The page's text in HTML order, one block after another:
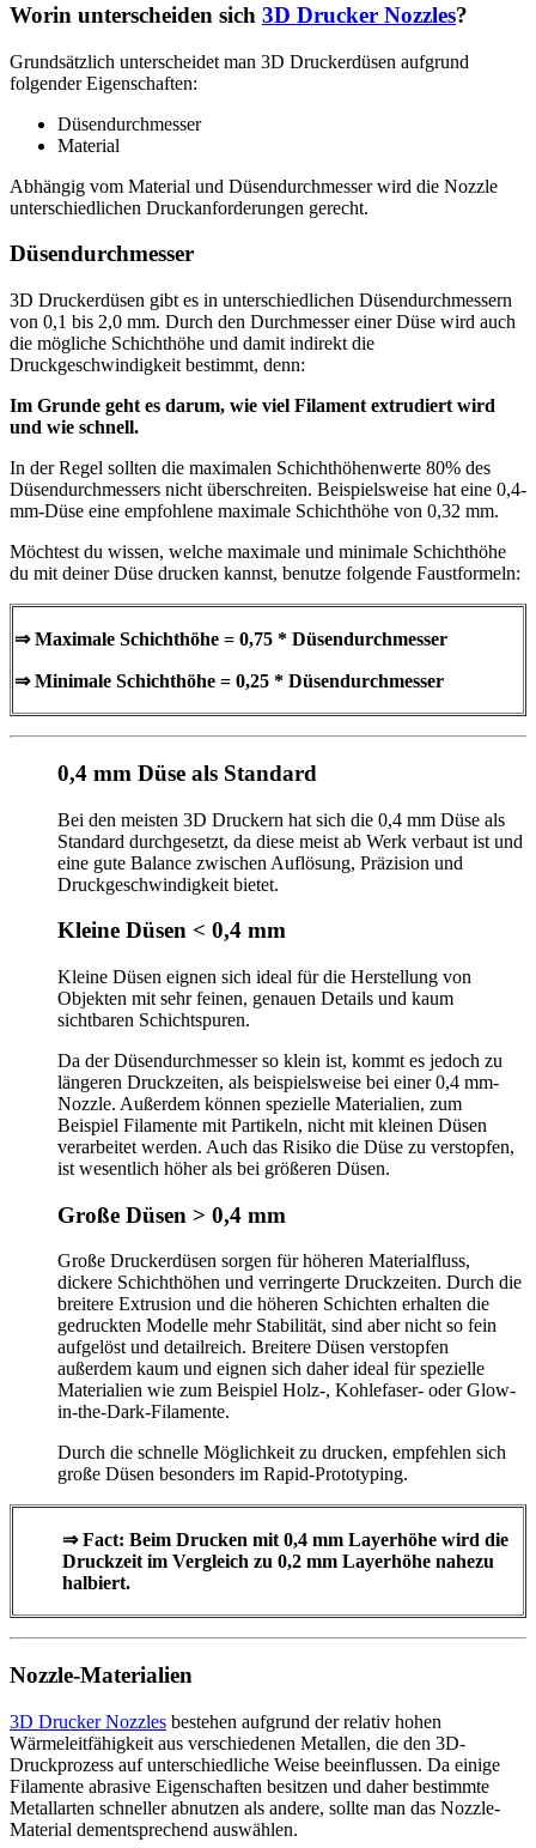
Worin unterscheiden sich 3D Drucker Nozzles?
Grundsätzlich unterscheidet man 3D Druckerdüsen aufgrund
folgender Eigenschaften:
Düsendurchmesser
Material
Abhängig vom Material und Düsendurchmesser wird die Nozzle
unterschiedlichen Druckanforderungen gerecht.
Düsendurchmesser
3D Druckerdüsen gibt es in unterschiedlichen Düsendurchmessern
von 0,1 bis 2,0 mm. Durch den Durchmesser einer Düse wird auch
die mögliche Schichthöhe und damit indirekt die
Druckgeschwindigkeit bestimmt, denn:
Im Grunde geht es darum, wie viel Filament extrudiert wird
und wie schnell.
In der Regel sollten die maximalen Schichthöhenwerte 80% des
Düsendurchmessers nicht überschreiten. Beispielsweise hat eine 0,4-
mm-Düse eine empfohlene maximale Schichthöhe von 0,32 mm.
Möchtest du wissen, welche maximale und minimale Schichthöhe
du mit deiner Düse drucken kannst, benutze folgende Faustformeln:
⇒ Maximale Schichthöhe = 0,75 * Düsendurchmesser
⇒ Minimale Schichthöhe = 0,25 * Düsendurchmesser
0,4 mm Düse als Standard
Bei den meisten 3D Druckern hat sich die 0,4 mm Düse als
Standard durchgesetzt, da diese meist ab Werk verbaut ist und
eine gute Balance zwischen Auflösung, Präzision und
Druckgeschwindigkeit bietet.
Kleine Düsen < 0,4 mm
Kleine Düsen eignen sich ideal für die Herstellung von
Objekten mit sehr feinen, genauen Details und kaum
sichtbaren Schichtspuren.
Da der Düsendurchmesser so klein ist, kommt es jedoch zu
längeren Druckzeiten, als beispielsweise bei einer 0,4 mm-
Nozzle. Außerdem können spezielle Materialien, zum
Beispiel Filamente mit Partikeln, nicht mit kleinen Düsen
verarbeitet werden. Auch das Risiko die Düse zu verstopfen,
ist wesentlich höher als bei größeren Düsen.
Große Düsen > 0,4 mm
Große Druckerdüsen sorgen für höheren Materialfluss,
dickere Schichthöhen und verringerte Druckzeiten. Durch die
breitere Extrusion und die höheren Schichten erhalten die
gedruckten Modelle mehr Stabilität, sind aber nicht so fein
aufgelöst und detailreich. Breitere Düsen verstopfen
außerdem kaum und eignen sich daher ideal für spezielle
Materialien wie zum Beispiel Holz-, Kohlefaser- oder Glow-
in-the-Dark-Filamente.
Durch die schnelle Möglichkeit zu drucken, empfehlen sich
große Düsen besonders im Rapid-Prototyping.
⇒ Fact: Beim Drucken mit 0,4 mm Layerhöhe wird die
Druckzeit im Vergleich zu 0,2 mm Layerhöhe nahezu
halbiert.
Nozzle-Materialien
3D Drucker Nozzles bestehen aufgrund der relativ hohen
Wärmeleitfähigkeit aus verschiedenen Metallen, die den 3D-
Druckprozess auf unterschiedliche Weise beeinflussen. Da einige
Filamente abrasive Eigenschaften besitzen und daher bestimmte
Metallarten schneller abnutzen als andere, sollte man das Nozzle-
Material dementsprechend auswählen.